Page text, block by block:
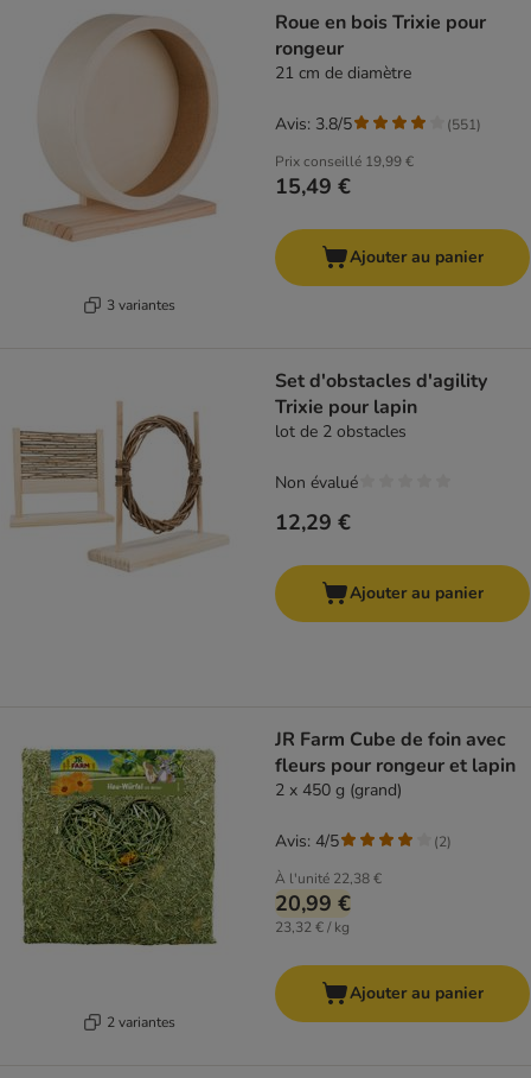
3 variantes
Roue en bois Trixie pour
rongeur
21 cm de diamètre
Prix conseillé 19,99 €
15,49 €
Avis: 3.8/5 (551)
Ajouter au panier
Set d'obstacles d'agility
Trixie pour lapin
lot de 2 obstacles
12,29 €
Non évalué
Ajouter au panier
2 variantes
JR Farm Cube de foin avec
fleurs pour rongeur et lapin
2 x 450 g (grand)
À l'unité 22,38 €
20,99 €
23,32 € / kg
Avis: 4/5 (2)
Ajouter au panier